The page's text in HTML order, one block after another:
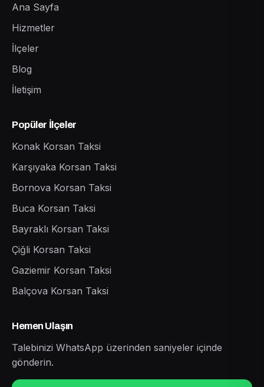
Ana Sayfa
Hizmetler
İlçeler
Blog
İletişim
Popüler İlçeler
Konak Korsan Taksi
Karşıyaka Korsan Taksi
Bornova Korsan Taksi
Buca Korsan Taksi
Bayraklı Korsan Taksi
Çiğli Korsan Taksi
Gaziemir Korsan Taksi
Balçova Korsan Taksi
Hemen Ulaşın
Talebinizi WhatsApp üzerinden saniyeler içinde
gönderin.